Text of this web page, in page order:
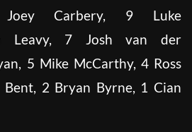
Joey Carbery, 9 Luke
Leavy, 7 Josh van der
5 Mike McCarthy, 4 Ross
2 Bryan Byrne, 1 Cian